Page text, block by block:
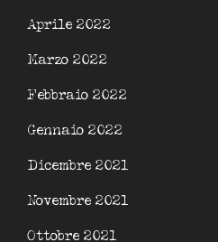
Aprile 2022
Marzo 2022
Febbraio 2022
Gennaio 2022
Dicembre 2021
Novembre 2021
Ottobre 2021